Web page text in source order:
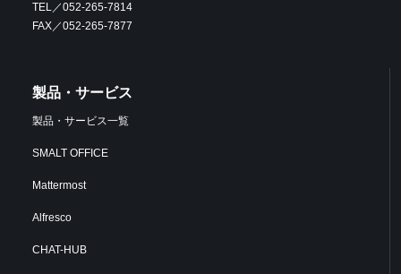
TEL／052-265-7814
FAX／052-265-7877
製品・サービス
製品・サービス一覧
SMALT OFFICE
Mattermost
Alfresco
CHAT-HUB